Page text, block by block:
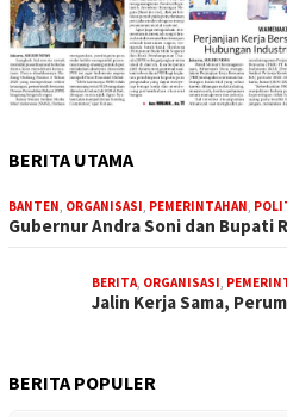
BERITA UTAMA
BANTEN, ORGANISASI, PEMERINTAHAN,
Gubernur Andra Soni dan Bupati
BERITA, ORGANISASI,
Jalin Kerja Sama,
BERITA POPULER